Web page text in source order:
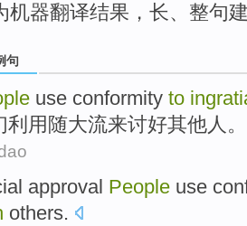
机器翻译结果，长、整句
句
use conformity to
利用 随大流来讨好其他人。
approval People use
others.